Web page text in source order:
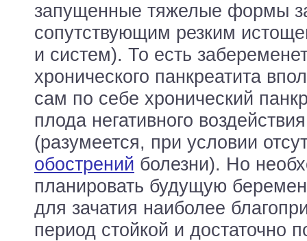
запущенные тяжелые формы
сопутствующим резким
и систем). То есть
хронического панкреатита
сам по себе хронический
плода негативного
(разумеется, при условии
обострений болезни). Но
планировать будущую
для зачатия наиболее
период стойкой и достаточно